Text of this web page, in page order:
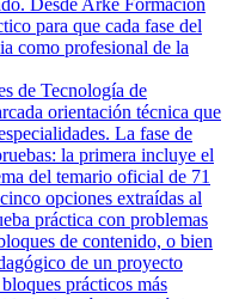
Desde Arke Formación
para que cada fase del
como profesional de la
de Tecnología de
orientación técnica que
La fase de
la primera incluye el
del temario oficial de 71
opciones extraídas al
práctica con problemas
de contenido, o bien
de un proyecto
prácticos más